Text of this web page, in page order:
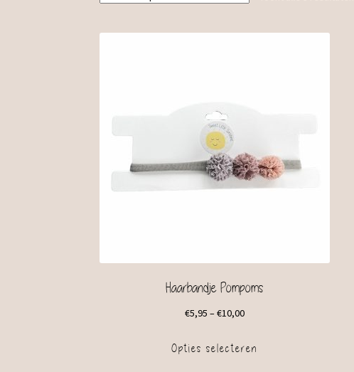
Haarbandje Pompoms
€5,95 –€10,00
Opties selecteren